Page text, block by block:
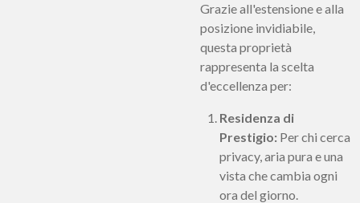
Grazie all'estensione e alla
posizione invidiabile,
questa proprietà
rappresenta la scelta
d'eccellenza per:
Residenza di
Prestigio: Per chi cerca
privacy, aria pura e una
vista che cambia ogni
ora del giorno.